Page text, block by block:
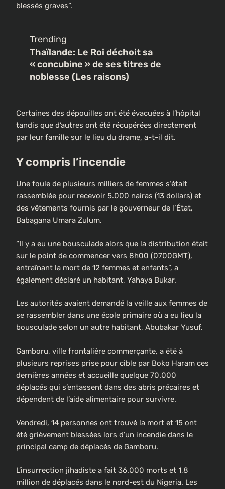
blessés graves”.
Trending
Thaïlande: Le Roi déchoit sa
« concubine » de ses titres de
noblesse (Les raisons)
Certaines des dépouilles ont été évacuées à l’hôpital
tandis que d’autres ont été récupérées directement
par leur famille sur le lieu du drame, a-t-il dit.
Y compris l’incendie
Une foule de plusieurs milliers de femmes s‘était
rassemblée pour recevoir 5.000 nairas (13 dollars) et
des vêtements fournis par le gouverneur de l‘État,
Babagana Umara Zulum.
“Il y a eu une bousculade alors que la distribution était
sur le point de commencer vers 8h00 (0700GMT),
entraînant la mort de 12 femmes et enfants”, a
également déclaré un habitant, Yahaya Bukar.
Les autorités avaient demandé la veille aux femmes de
se rassembler dans une école primaire où a eu lieu la
bousculade selon un autre habitant, Abubakar Yusuf.
Gamboru, ville frontalière commerçante, a été à
plusieurs reprises prise pour cible par Boko Haram ces
dernières années et accueille quelque 70.000
déplacés qui s’entassent dans des abris précaires et
dépendent de l’aide alimentaire pour survivre.
Vendredi, 14 personnes ont trouvé la mort et 15 ont
été grièvement blessées lors d’un incendie dans le
principal camp de déplacés de Gamboru.
L’insurrection jihadiste a fait 36.000 morts et 1,8
million de déplacés dans le nord-est du Nigeria. Les